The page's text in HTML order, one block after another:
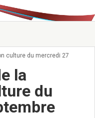
culture du mercredi 27
la
du